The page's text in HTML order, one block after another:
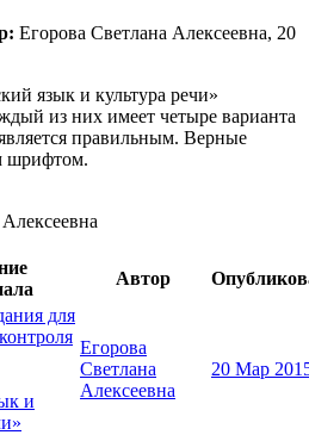
Егорова Светлана Алексеевна, 20
язык и культура речи»
из них имеет четыре варианта
правильным. Верные
шрифтом.
Автор
для
и
Егорова
Светлана
Алексеевна
20 Мар